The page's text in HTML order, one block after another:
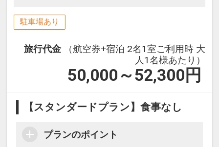
駐車場あり
旅行代金
（航空券+宿泊 2名1室ご利用時 大
人1名様あたり）
50,000～52,300 円
【スタンダードプラン】食事なし
プランのポイント